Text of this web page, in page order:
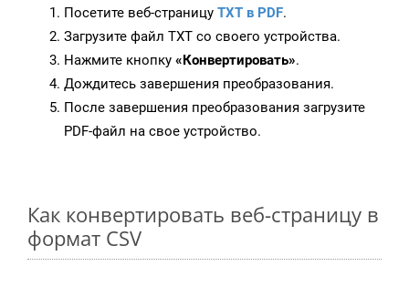
Посетите веб-страницу TXT в PDF.
Загрузите файл TXT со своего устройства.
Нажмите кнопку «Конвертировать».
Дождитесь завершения преобразования.
После завершения преобразования загрузите
PDF-файл на свое устройство.
Как конвертировать веб-страницу в
формат CSV